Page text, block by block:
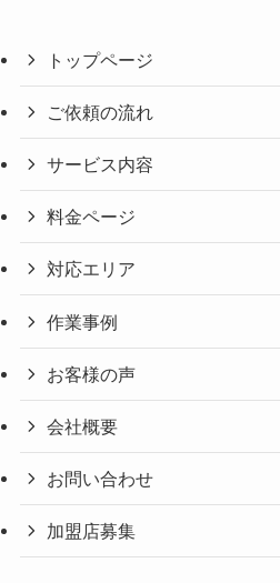
トップページ
ご依頼の流れ
サービス内容
料金ページ
対応エリア
作業事例
お客様の声
会社概要
お問い合わせ
加盟店募集